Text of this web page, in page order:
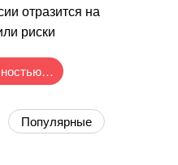
отразится на
риски
Популярные